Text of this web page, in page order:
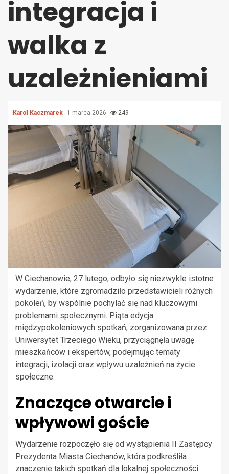
integracja i
walka z
uzależnieniami
Karol Kaczmarek 1 marca 2026 249
W Ciechanowie, 27 lutego, odbyło się niezwykle istotne
wydarzenie, które zgromadziło przedstawicieli różnych
pokoleń, by wspólnie pochylać się nad kluczowymi
problemami społecznymi. Piąta edycja
międzypokoleniowych spotkań, zorganizowana przez
Uniwersytet Trzeciego Wieku, przyciągnęła uwagę
mieszkańców i ekspertów, podejmując tematy
integracji, izolacji oraz wpływu uzależnień na życie
społeczne.
Znaczące otwarcie i
wpływowi goście
Wydarzenie rozpoczęło się od wystąpienia II Zastępcy
Prezydenta Miasta Ciechanów, która podkreśliła
znaczenie takich spotkań dla lokalnej społeczności.